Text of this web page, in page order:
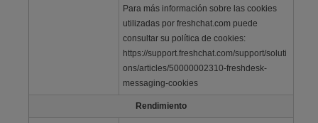
Para más información sobre las cookies
utilizadas por freshchat.com puede
consultar su política de cookies:
https://support.freshchat.com/support/soluti
ons/articles/50000002310-freshdesk-
messaging-cookies
Rendimiento